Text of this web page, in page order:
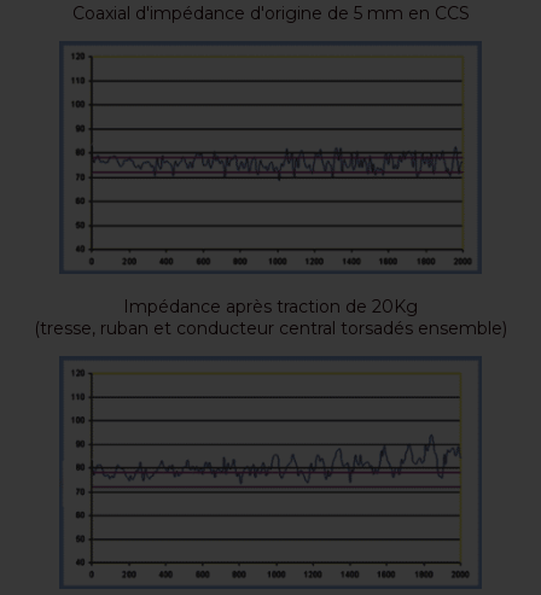
Coaxial d'impédance d'origine de 5 mm en CCS
Impédance après traction de 20Kg
(tresse, ruban et conducteur central torsadés ensemble)